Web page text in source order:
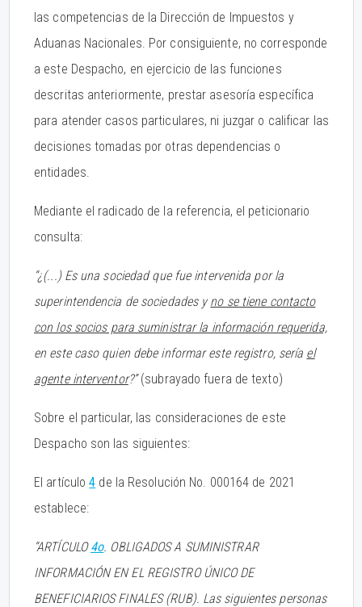
las competencias de la Dirección de Impuestos y
Aduanas Nacionales. Por consiguiente, no corresponde
a este Despacho, en ejercicio de las funciones
descritas anteriormente, prestar asesoría específica
para atender casos particulares, ni juzgar o calificar las
decisiones tomadas por otras dependencias o
entidades.
Mediante el radicado de la referencia, el peticionario
consulta:
“¿(...) Es una sociedad que fue intervenida por la
superintendencia de sociedades yno se tiene contacto
con los socios para suministrar la información requerida,
en este caso quien debe informar este registro, sería el
agente interventor?”(subrayado fuera de texto)
Sobre el particular, las consideraciones de este
Despacho son las siguientes:
El artículo4 de la Resolución No. 000164 de 2021
establece:
“ARTÍCULO4o. OBLIGADOS A SUMINISTRAR
INFORMACIÓN EN EL REGISTRO ÚNICO DE
BENEFICIARIOS FINALES (RUB). Las siguientes personas